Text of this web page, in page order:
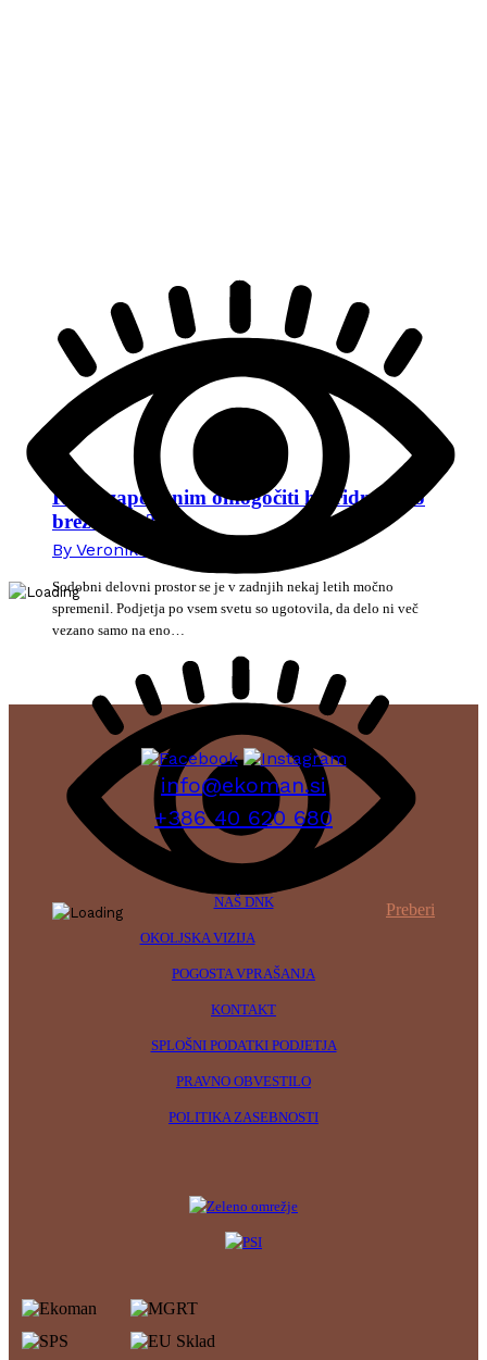
Kako zaposlenim omogočiti hibridno delo
brez stresa?
By Veronika Mikec
Sodobni delovni prostor se je v zadnjih nekaj letih močno
spremenil. Podjetja po vsem svetu so ugotovila, da delo ni več
vezano samo na eno…
Preberi
info@ekoman.si
+386 40 620 680
NAŠ DNK
OKOLJSKA VIZIJA
POGOSTA VPRAŠANJA
KONTAKT
SPLOŠNI PODATKI PODJETJA
PRAVNO OBVESTILO
POLITIKA ZASEBNOSTI